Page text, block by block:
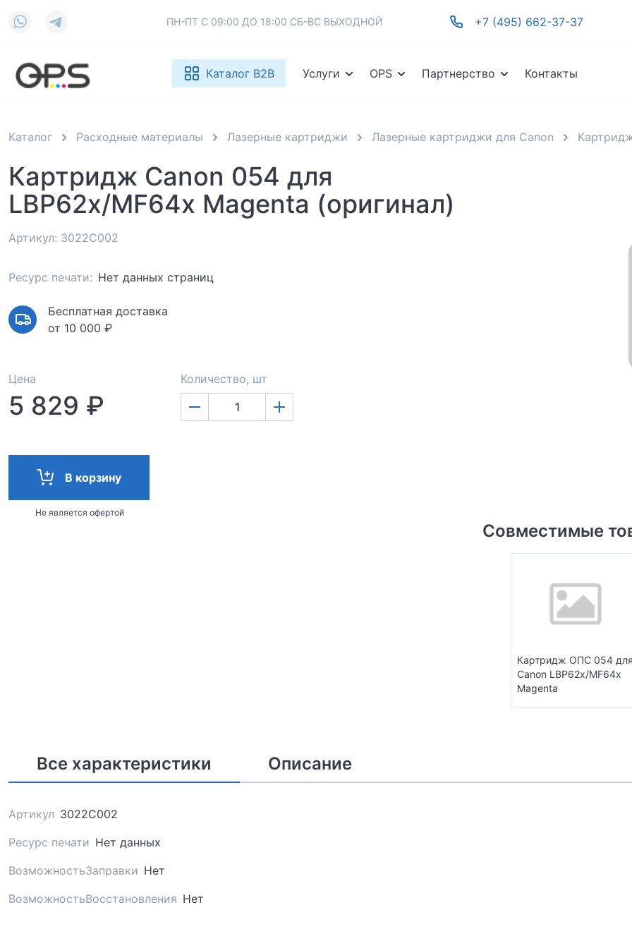
ПН-ПТ С 09:00 ДО 18:00 СБ-ВС ВЫХОДНОЙ +7 (495) 662-37-37
Каталог B2B Услуги OPS Партнерство Контакты
Каталог Расходные материалы Лазерные картриджи Лазерные картриджи для Canon
Картридж Canon 054 для
LBP62x/MF64x Magenta (оригинал)
Артикул: 3022C002
Ресурс печати: Нет данных страниц
Бесплатная доставка
от 10 000 ₽
Цена
5 829 ₽
Количество, шт
В корзину
Не является офертой
Совместимые
Картридж ОПС 054
Canon LBP62x/MF64x
Magenta
Все характеристики Описание
Артикул 3022C002
Ресурс печати Нет данных
ВозможностьЗаправки Нет
ВозможностьВосстановления Нет